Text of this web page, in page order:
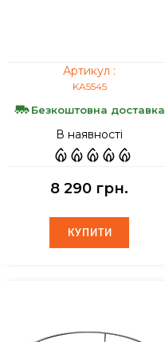
Артикул :
KA5545
Безкоштовна доставка
В наявності
8 290 грн.
КУПИТИ
КУПИТИ